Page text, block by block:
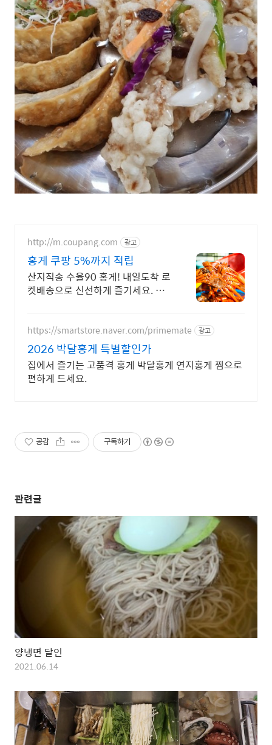
http://m.coupang.com 광고
홍게 쿠팡 5%까지 적립
산지직송 수율90 홍게! 내일도착 로
켓배송으로 신선하게 즐기세요. 비
https://smartstore.naver.com/primemate 광고
2026 박달홍게 특별할인가
집에서 즐기는 고품격 홍게 박달홍게 연지홍게 찜으로
편하게 드세요.
공감 구독하기
관련글
양냉면 달인
2021.06.14